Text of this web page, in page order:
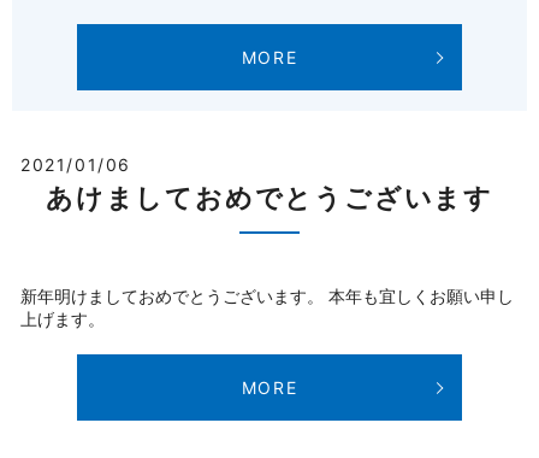
MORE
2021/01/06
あけましておめでとうございます
新年明けましておめでとうございます。 本年も宜しくお願い申し
上げます。
MORE